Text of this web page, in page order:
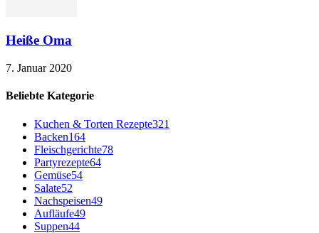
Heiße Oma
7. Januar 2020
Beliebte Kategorie
Kuchen & Torten Rezepte321
Backen164
Fleischgerichte78
Partyrezepte64
Gemüse54
Salate52
Nachspeisen49
Aufläufe49
Suppen44